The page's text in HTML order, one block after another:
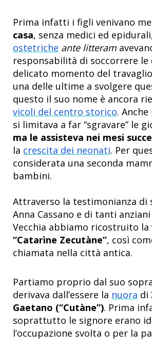
Prima infatti i figli venivano
casa, senza medici ed
ostetriche ante litteram
responsabilità di soccorrere le
delicato momento del
una delle ultime a svolgere
questo il suo nome è ancora
vicoli del centro storico.
si limitava a far “sgravare” le
ma le assisteva nei mesi
la crescita dei neonati. Per
considerata una seconda
bambini.
Attraverso la testimonianza di
Anna Cassano e di tanti
Vecchia abbiamo ricostruito la
“Catarìne Zecutàne”, così
chiamata nella città antica.
Partiamo proprio dal suo
derivava dall’essere la nuora di
Gaetano (“Cutàne”). Prima
soprattutto le signore erano
l’occupazione svolta o per la